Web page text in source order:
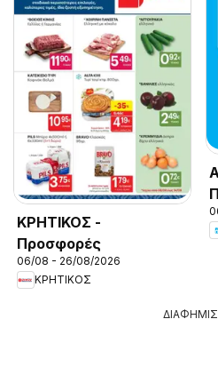
ΚΡΗΤΙΚΟΣ -
Προσφορές
06/08 - 26/08/2026
ΚΡΗΤΙΚΟΣ